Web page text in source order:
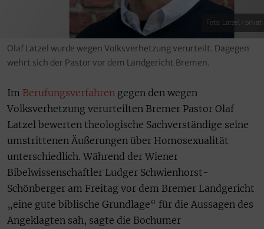
Foto: Latzel / privat
Olaf Latzel wurde wegen Volksverhetzung verurteilt. Dagegen
wehrt sich der Pastor vor dem Landgericht Bremen.
Im Berufungsverfahren gegen den wegen
Volksverhetzung verurteilten Bremer Pastor Olaf
Latzel bewerten theologische Sachverständige seine
umstrittenen Äußerungen über Homosexualität
unterschiedlich. Während der Wiener
Bibelwissenschaftler Ludger Schwienhorst-
Schönberger am Freitag vor dem Bremer Landgericht
„eine gute biblische Grundlage“ für die Aussagen des
Angeklagten sah, sagte die Bochumer